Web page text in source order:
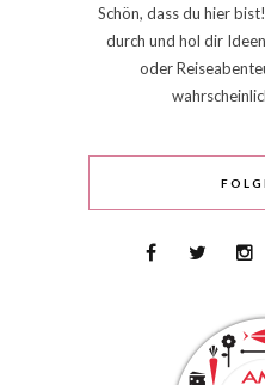
Schön, dass du hier
durch und hol dir
oder